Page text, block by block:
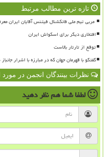
تازه ترین مطالب مرتبط
افتخاری دیگر برای اسکواش ایران
توقع از تارتار بالاست
گفتگو با قهرمان جهان که در مبارزه با اشرار
نظرات بینندگان انجمن در
لطفا شما همنظر دهید